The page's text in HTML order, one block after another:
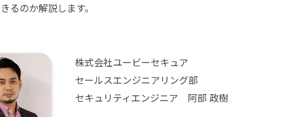
るのか解説します。
株式会社ユービーセキュア
セールスエンジニアリング部
セキュリティエンジニア 阿部 政樹